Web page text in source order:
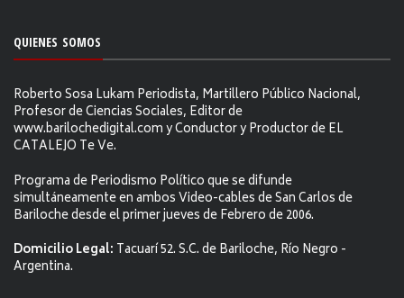
QUIENES SOMOS
Roberto Sosa Lukam Periodista, Martillero Público Nacional,
Profesor de Ciencias Sociales, Editor de
www.barilochedigital.com y Conductor y Productor de EL
CATALEJO Te Ve.
Programa de Periodismo Político que se difunde
simultáneamente en ambos Video-cables de San Carlos de
Bariloche desde el primer jueves de Febrero de 2006.
Domicilio Legal: Tacuarí 52. S.C. de Bariloche, Río Negro -
Argentina.